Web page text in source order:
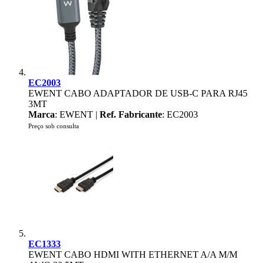
EC2003
EWENT CABO ADAPTADOR DE USB-C PARA RJ45
3MT
Marca: EWENT | Ref. Fabricante: EC2003
Preço sob consulta
EC1333
EWENT CABO HDMI WITH ETHERNET A/A M/M